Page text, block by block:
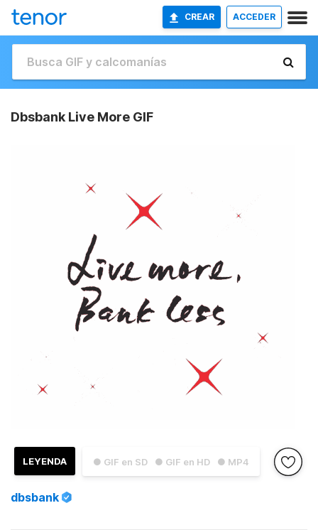
CREAR ACCEDER
Dbsbank Live More GIF
● GIF en SD ● GIF en HD ● MP4
LEYENDA
dbsbank